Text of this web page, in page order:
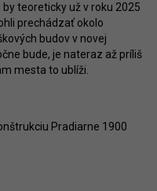
teoreticky už v roku 2025
prechádzať okolo
budov v novej
bude, je nateraz až príliš
mesta to ublíži.
Pradiarne 1900